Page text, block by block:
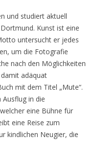
und studiert aktuell
Kunst ist eine
untersucht er jedes
um die Fotografie
nach den Möglichkeiten
adäquat
mit dem Titel „Mute“.
in die
eine Bühne für
eine Reise zum
kindlichen Neugier, die